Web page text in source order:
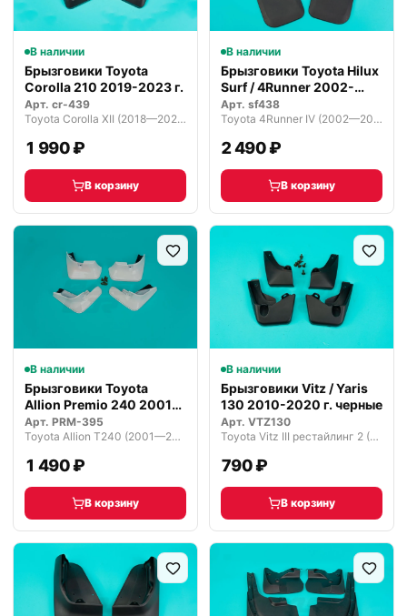
В наличии
Брызговики Toyota
Corolla 210 2019-2023 г.
Арт. cr-439
Toyota Corolla XII (2018—2026)
1 990 ₽
В корзину
В наличии
Брызговики Toyota Hilux
Surf / 4Runner 2002-
2009…
Арт. sf438
Toyota 4Runner IV (2002—2005)
2 490 ₽
В корзину
В наличии
Брызговики Toyota
Allion Premio 240 2001-
2007 г.…
Арт. PRM-395
Toyota Allion T240 (2001—2004)
1 490 ₽
В корзину
В наличии
Брызговики Vitz / Yaris
130 2010-2020 г. черные
Арт. VTZ130
Toyota Vitz III рестайлинг 2 (2017—2020)
790 ₽
В корзину